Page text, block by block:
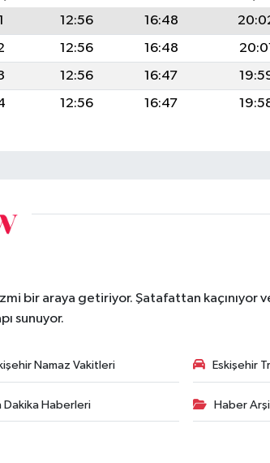
12:56 16:48
12:56 16:48 20:01
12:56 16:47
12:56 16:47
bir araya getiriyor. Şatafattan kaçınıyor
sunuyor.
Namaz Vakitleri Eskişehir
Dakika Haberleri Haber